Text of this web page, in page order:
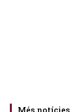
Més notícies